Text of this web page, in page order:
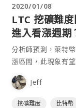
2020/01/08
LTC 挖礦難
進入看漲週期
分析師預測，萊特
漲區間，此現象有
週期。 LTC 史上最大停機潮 知名加密貨幣市場分析師 Willy
Woo 在其⋯
Jeff
挖礦難度 比特幣